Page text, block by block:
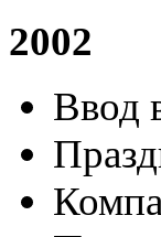
2002
Ввод